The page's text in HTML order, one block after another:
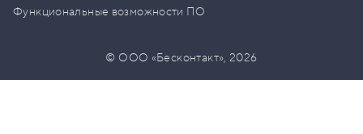
Функциональные возможности ПО
© ООО «Бесконтакт»,2026